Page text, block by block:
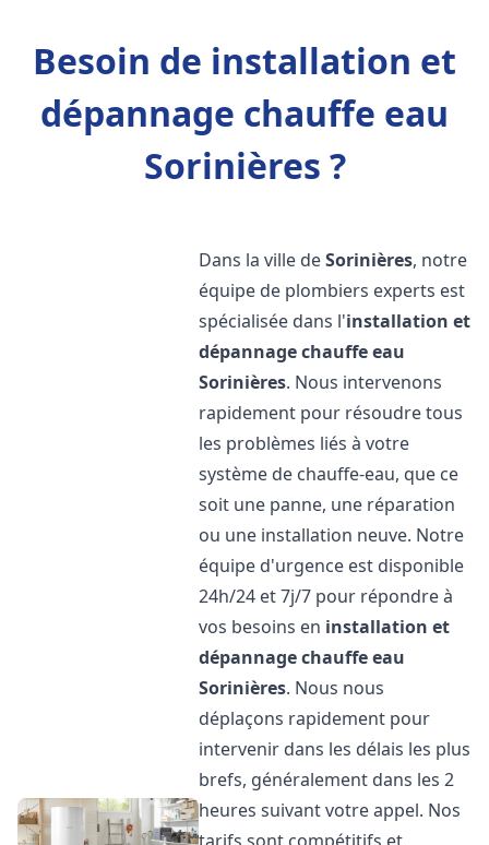
Besoin de installation et
dépannage chauffe eau
Sorinières ?
Dans la ville deSorinières, notre
équipe de plombiers experts est
spécialisée dans l'installation et
dépannage chauffe eau
Sorinières. Nous intervenons
rapidement pour résoudre tous
les problèmes liés à votre
système de chauffe-eau, que ce
soit une panne, une réparation
ou une installation neuve. Notre
équipe d'urgence est disponible
24h/24 et 7j/7 pour répondre à
vos besoins en installation et
dépannage chauffe eau
Sorinières. Nous nous
déplaçons rapidement pour
intervenir dans les délais les plus
brefs, généralement dans les 2
heures suivant votre appel. Nos